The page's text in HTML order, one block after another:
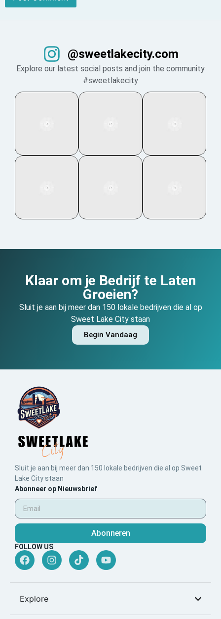
@sweetlakecity.com
Explore our latest social posts and join the community
#sweetlakecity
Klaar om je Bedrijf te Laten
Groeien?
Sluit je aan bij meer dan 150 lokale bedrijven die al op
Sweet Lake City staan
Begin Vandaag
Sluit je aan bij meer dan 150 lokale bedrijven die al op Sweet
Lake City staan
Abonneer op Nieuwsbrief
Abonneren
FOLLOW US
Explore